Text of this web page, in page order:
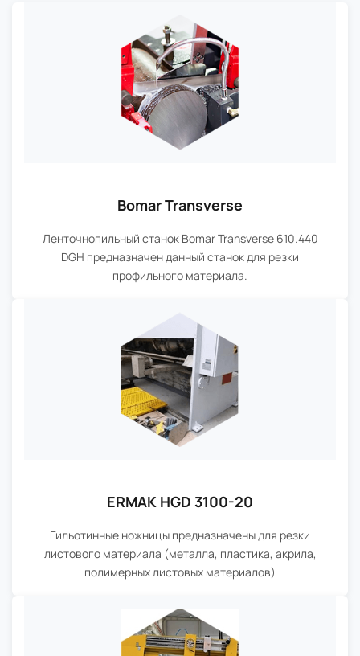
Bomar Transverse
Ленточнопильный станок Bomar Transverse 610.440
DGH предназначен данный станок для резки
профильного материала.
ERMAK HGD 3100-20
Гильотинные ножницы предназначены для резки
листового материала (металла, пластика, акрила,
полимерных листовых материалов)